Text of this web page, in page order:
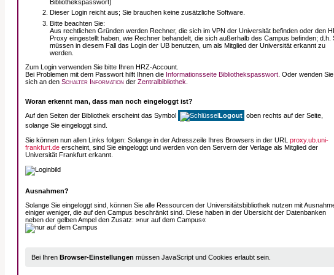
Bibliothekspasswort)
Dieser Login reicht aus; Sie brauchen keine zusätzliche Software.
Bitte beachten Sie:
Aus rechtlichen Gründen werden Rechner, die sich im VPN der Universität befinden oder den
Proxy eingestellt haben, wie Rechner behandelt, die sich außerhalb des Campus befinden; d.h.
müssen in diesem Fall das Login der UB benutzen, um als Mitglied der Universität erkannt zu
werden.
Zum Login verwenden Sie bitte Ihren HRZ-Account.
Bei Problemen mit dem Passwort hilft Ihnen die Informationsseite Bibliothekspasswort . Oder wenden Sie
sich an den Schalter Information der Zentralbibliothek
Woran erkennt man, dass man noch eingeloggt ist?
Auf den Seiten der Bibliothek erscheint das Symbol
Logout oben rechts auf der Seite,
solange Sie eingeloggt sind.
Sie können nun allen Links folgen: Solange in der Adresszeile Ihres Browsers in der URL proxy.ub.uni-
frankfurt.de erscheint, sind Sie eingeloggt und werden von den Servern der Verlage als Mitglied der
Universität Frankfurt erkannt.
Ausnahmen?
Solange Sie eingeloggt sind, können Sie alle Ressourcen der Universitätsbibliothek nutzen mit
einiger weniger, die auf den Campus beschränkt sind. Diese haben in der Übersicht der Datenbanken
neben der gelben Ampel den Zusatz: »nur auf dem Campus«
Bei Ihren Browser-Einstellungen müssen JavaScript und Cookies erlaubt sein.